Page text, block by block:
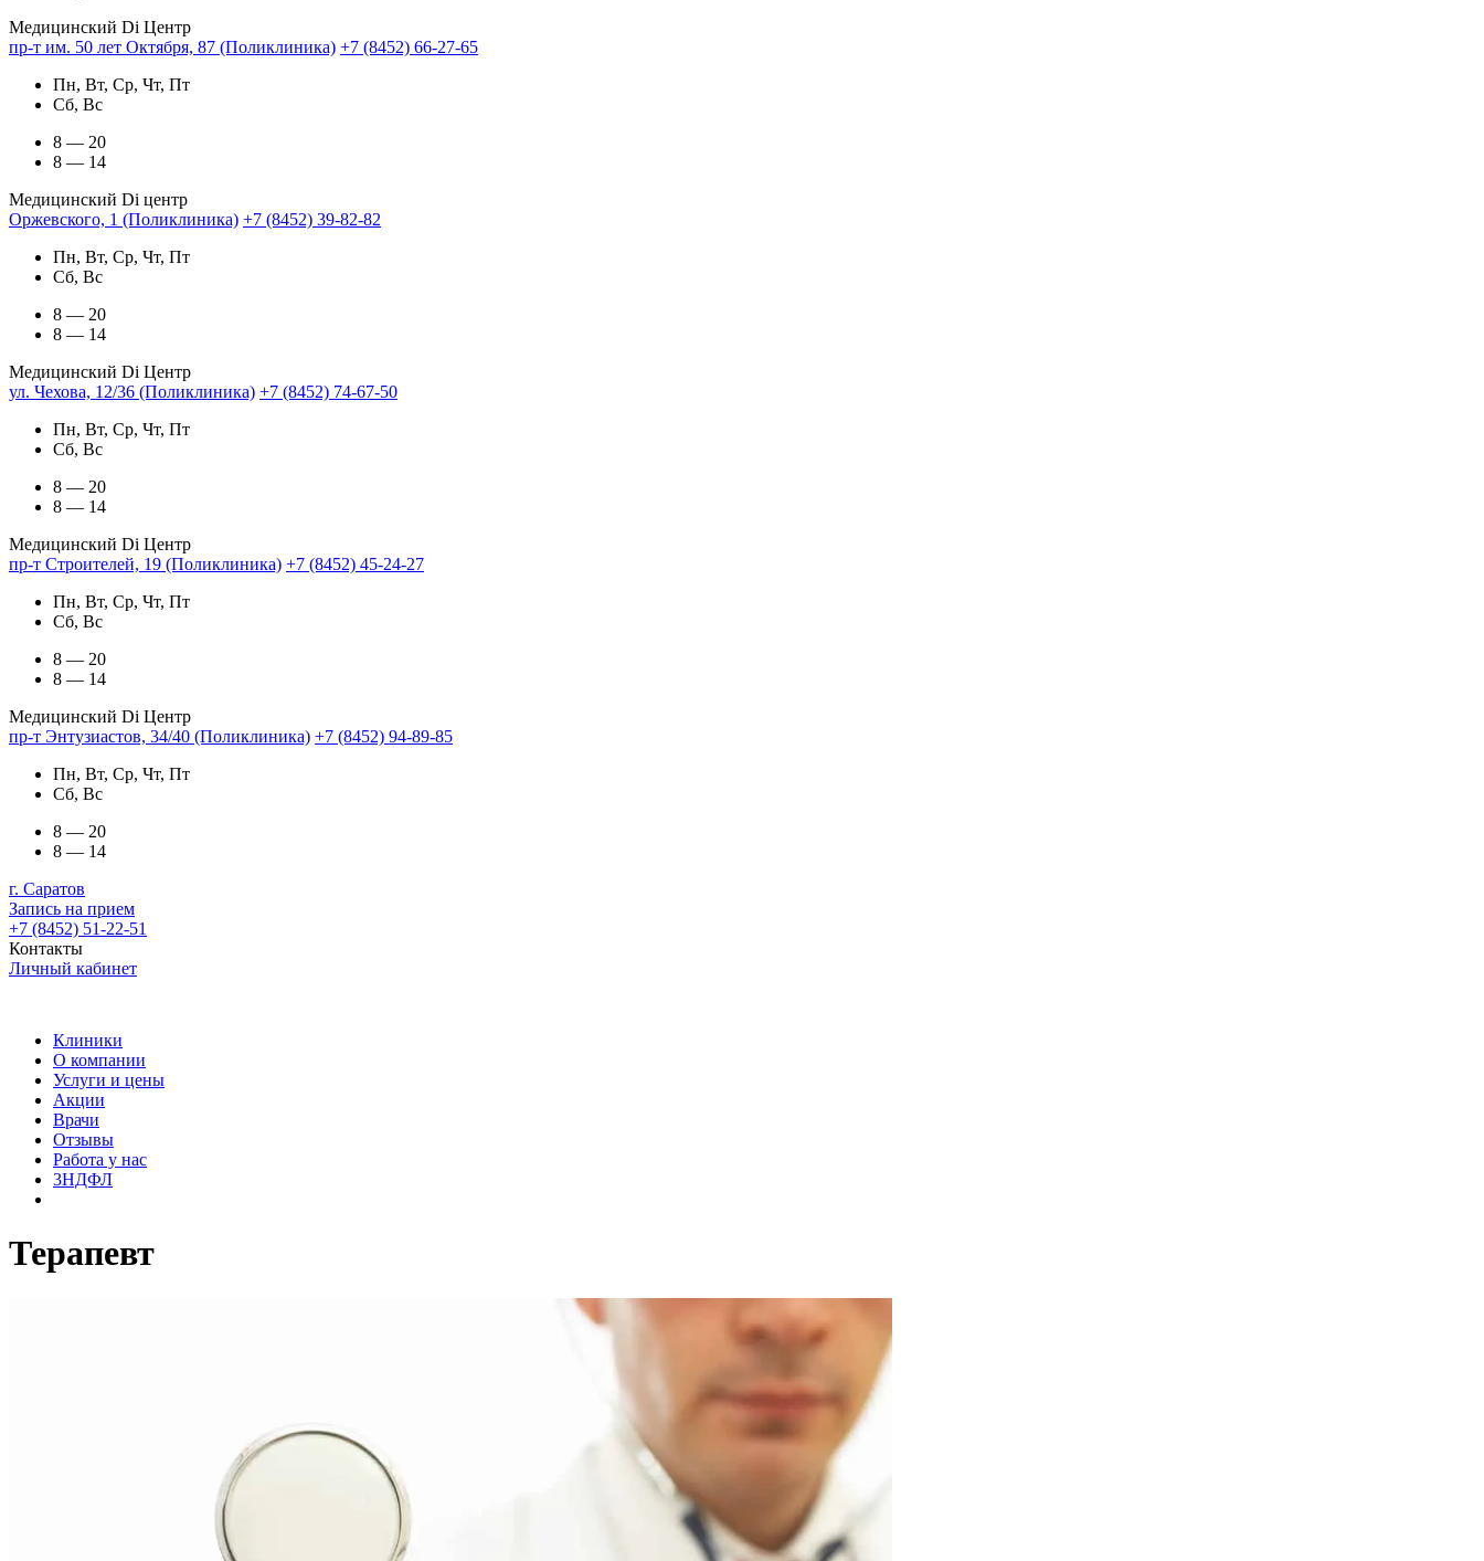
Медицинский Di Центр
пр-т им. 50 лет Октября, 87 (Поликлиника) +7 (8452) 66-27-65
Пн, Вт, Ср, Чт, Пт
Сб, Вс
8 — 20
8 — 14
Медицинский Di центр
Оржевского, 1 (Поликлиника) +7 (8452) 39-82-82
Пн, Вт, Ср, Чт, Пт
Сб, Вс
8 — 20
8 — 14
Медицинский Di Центр
ул. Чехова, 12/36 (Поликлиника) +7 (8452) 74-67-50
Пн, Вт, Ср, Чт, Пт
Сб, Вс
8 — 20
8 — 14
Медицинский Di Центр
пр-т Строителей, 19 (Поликлиника) +7 (8452) 45-24-27
Пн, Вт, Ср, Чт, Пт
Сб, Вс
8 — 20
8 — 14
Медицинский Di Центр
пр-т Энтузиастов, 34/40 (Поликлиника) +7 (8452) 94-89-85
Пн, Вт, Ср, Чт, Пт
Сб, Вс
8 — 20
8 — 14
г. Саратов
Запись на прием
+7 (8452) 51-22-51
Контакты
Личный кабинет
Клиники
О компании
Услуги и цены
Акции
Врачи
Отзывы
Работа у нас
3НДФЛ
Терапевт